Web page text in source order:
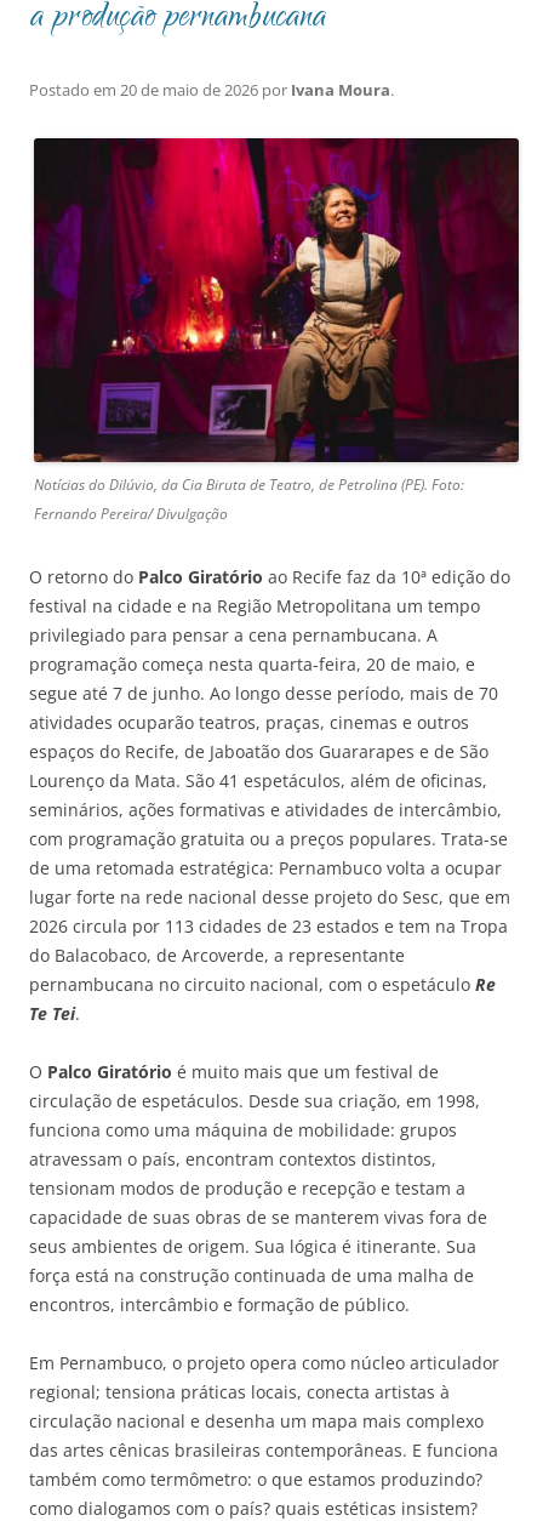
a produção pernambucana
Postado em 20 de maio de 2026 por Ivana Moura.
Notícias do Dilúvio, da Cia Biruta de Teatro, de Petrolina (PE). Foto:
Fernando Pereira/ Divulgação
O retorno do Palco Giratório ao Recife faz da 10ª edição do
festival na cidade e na Região Metropolitana um tempo
privilegiado para pensar a cena pernambucana. A
programação começa nesta quarta-feira, 20 de maio, e
segue até 7 de junho. Ao longo desse período, mais de 70
atividades ocuparão teatros, praças, cinemas e outros
espaços do Recife, de Jaboatão dos Guararapes e de São
Lourenço da Mata. São 41 espetáculos, além de oficinas,
seminários, ações formativas e atividades de intercâmbio,
com programação gratuita ou a preços populares. Trata-se
de uma retomada estratégica: Pernambuco volta a ocupar
lugar forte na rede nacional desse projeto do Sesc, que em
2026 circula por 113 cidades de 23 estados e tem na Tropa
do Balacobaco, de Arcoverde, a representante
pernambucana no circuito nacional, com o espetáculo Re
Te Tei.
O Palco Giratório é muito mais que um festival de
circulação de espetáculos. Desde sua criação, em 1998,
funciona como uma máquina de mobilidade: grupos
atravessam o país, encontram contextos distintos,
tensionam modos de produção e recepção e testam a
capacidade de suas obras de se manterem vivas fora de
seus ambientes de origem. Sua lógica é itinerante. Sua
força está na construção continuada de uma malha de
encontros, intercâmbio e formação de público.
Em Pernambuco, o projeto opera como núcleo articulador
regional; tensiona práticas locais, conecta artistas à
circulação nacional e desenha um mapa mais complexo
das artes cênicas brasileiras contemporâneas. E funciona
também como termômetro: o que estamos produzindo?
como dialogamos com o país? quais estéticas insistem?